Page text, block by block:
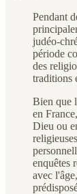
Pendant
judéo-
période
des
traditions
Bien que
en
Dieu ou
enquêtes
avec